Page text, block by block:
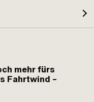
mehr fürs
Fahrtwind –